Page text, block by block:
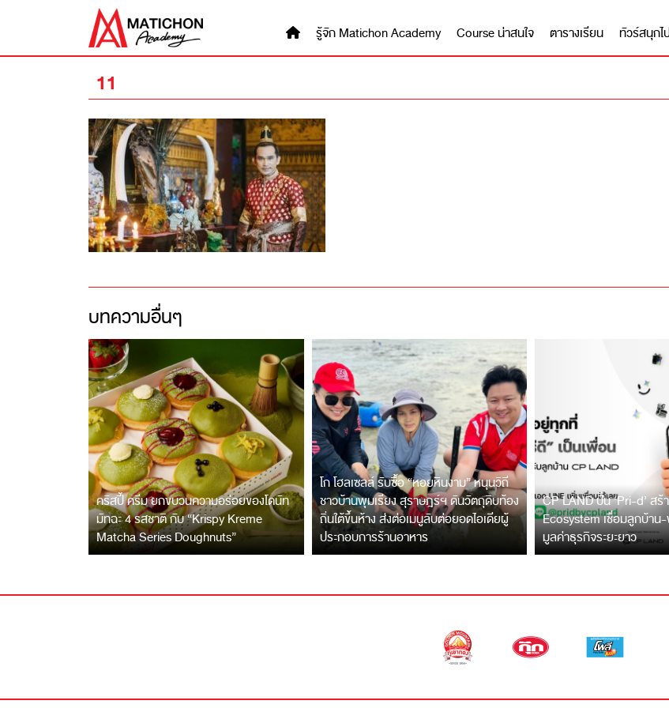
รู้จัก Matichon Academy Course น่าสนใจ ตารางเรียน ทัวร์สนุกไ
11
บทความอื่นๆ
คริสปี้ ครีม ยกขบวนความอร่อยของโดนัท
มัทฉะ 4 รสชาติ กับ “Krispy Kreme
Matcha Series Doughnuts”
โก โฮลเซลล์ รับซื้อ “หอยหินงาม” หนุนวิถี
ชาวบ้านพุมเรียง สุราษฎร์ฯ ดันวัตถุดิบท้อง
ถิ่นใต้ขึ้นห้าง ส่งต่อเมนูลับต่อยอดไอเดียผู้
ประกอบการร้านอาหาร
CP LAND ปั้น ‘Pri-d’ สร้
Ecosystem เชื่อมลูกบ้า
มูลค่าธุรกิจระยะยาว